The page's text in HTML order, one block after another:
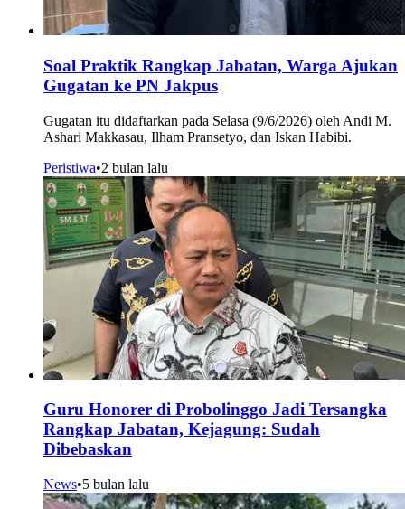
Soal Praktik Rangkap Jabatan, Warga Ajukan
Gugatan ke PN Jakpus
Gugatan itu didaftarkan pada Selasa (9/6/2026) oleh Andi M.
Ashari Makkasau, Ilham Pransetyo, dan Iskan Habibi.
Peristiwa•2 bulan lalu
Guru Honorer di Probolinggo Jadi Tersangka
Rangkap Jabatan, Kejagung: Sudah
Dibebaskan
News•5 bulan lalu